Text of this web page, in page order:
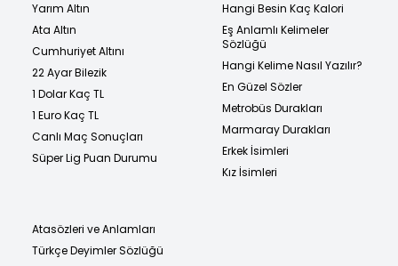
Yarım Altın
Ata Altın
Cumhuriyet Altını
22 Ayar Bilezik
1 Dolar Kaç TL
1 Euro Kaç TL
Canlı Maç Sonuçları
Süper Lig Puan Durumu
Hangi Besin Kaç Kalori
Eş Anlamlı Kelimeler
Sözlüğü
Hangi Kelime Nasıl Yazılır?
En Güzel Sözler
Metrobüs Durakları
Marmaray Durakları
Erkek İsimleri
Kız İsimleri
Atasözleri ve Anlamları
Türkçe Deyimler Sözlüğü